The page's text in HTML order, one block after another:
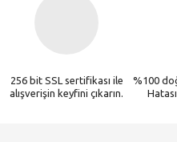
256 bit SSL sertifikası ile
alışverişin keyfini çıkarın.
%100